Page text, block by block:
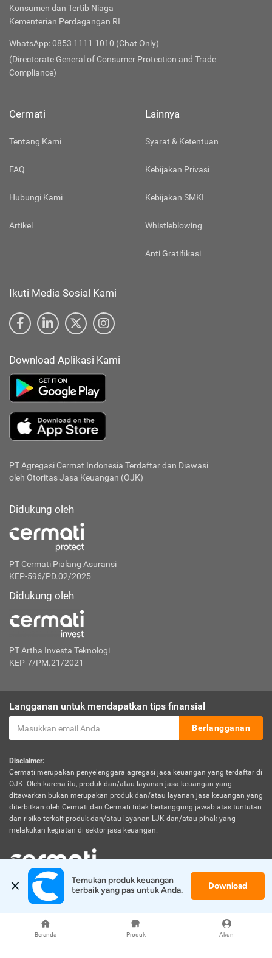
Beranda Produk Akun
Konsumen dan Tertib Niaga
Kementerian Perdagangan RI
WhatsApp: 0853 1111 1010 (Chat Only)
(Directorate General of Consumer Protection and Trade
Compliance)
Cermati
Tentang Kami
FAQ
Hubungi Kami
Artikel
Lainnya
Syarat & Ketentuan
Kebijakan Privasi
Kebijakan SMKI
Whistleblowing
Anti Gratifikasi
Ikuti Media Sosial Kami
Download Aplikasi Kami
PT Agregasi Cermat Indonesia Terdaftar dan Diawasi
oleh Otoritas Jasa Keuangan (OJK)
Didukung oleh
PT Cermati Pialang Asuransi
KEP-596/PD.02/2025
Didukung oleh
PT Artha Investa Teknologi
KEP-7/PM.21/2021
Langganan untuk mendapatkan tips finansial
Berlangganan
Disclaimer:
Cermati merupakan penyelenggara agregasi jasa keuangan yang terdaftar di
OJK. Oleh karena itu, produk dan/atau layanan jasa keuangan yang
ditawarkan bukan merupakan produk dan/atau layanan jasa keuangan yang
diterbitkan oleh Cermati dan Cermati tidak bertanggung jawab atas tuntutan
dan risiko terkait produk dan/atau layanan LJK dan/atau pihak yang
melakukan kegiatan di sektor jasa keuangan.
© 2026 Cermati. All Rights Reserved.
Temukan produk keuangan
terbaik yang pas untuk Anda.
Download